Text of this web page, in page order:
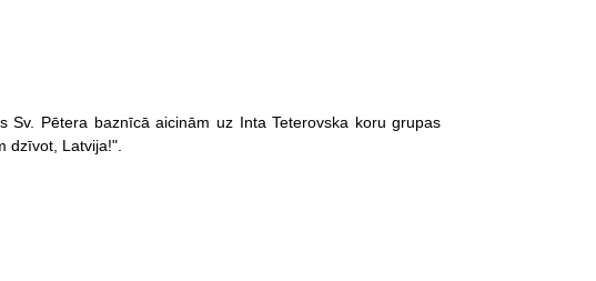
Sv. Pētera baznīcā aicinām uz Inta Teterovska koru grupas
dzīvot, Latvija!".